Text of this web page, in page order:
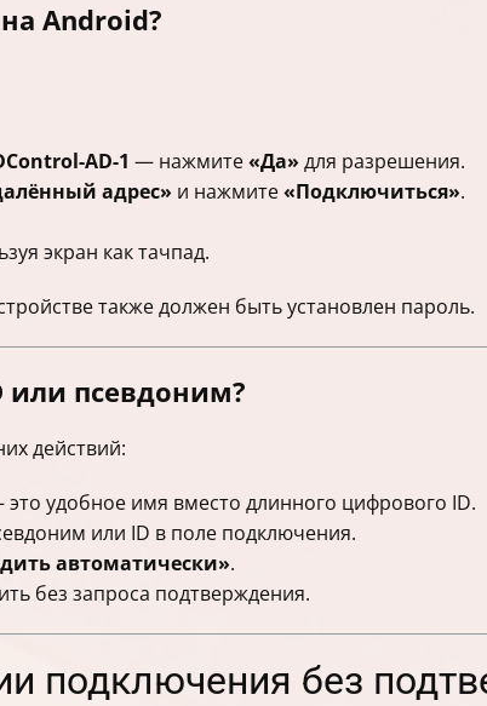
Android?
AD-1 — нажмите«Да» для разрешения.
адрес» и нажмите«Подключиться».
экран как тачпад.
также должен быть установлен пароль.
или псевдоним?
действий:
удобное имя вместо длинного цифрового ID.
или ID в поле подключения.
автоматически».
без запроса подтверждения.
подключения без